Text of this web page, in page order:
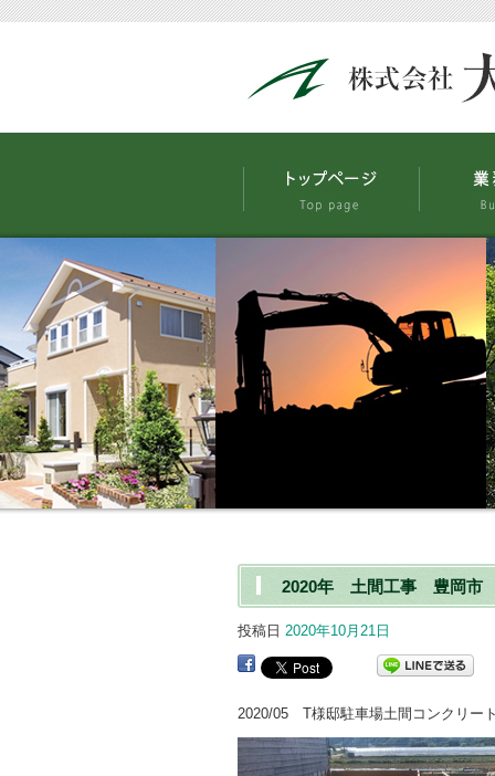
2020年 土間工事 豊岡市
投稿日 2020年10月21日
2020/05 T様邸駐車場土間コンクリー